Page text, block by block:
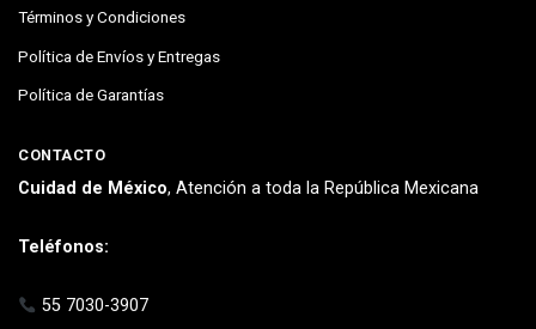
Términos y Condiciones
Política de Envíos y Entregas
Política de Garantías
CONTACTO
Cuidad de México, Atención a toda la República Mexicana
Teléfonos:
55 7030-3907